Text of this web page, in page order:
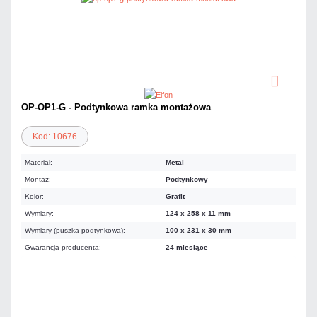
OP-OP1-G - Podtynkowa ramka montażowa
Kod: 10676
Materiał: Metal
Montaż: Podtynkowy
Kolor: Grafit
Wymiary: 124 x 258 x 11 mm
Wymiary (puszka podtynkowa): 100 x 231 x 30 mm
Gwarancja producenta: 24 miesiące